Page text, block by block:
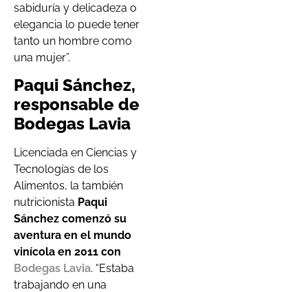
sabiduría y delicadeza o
elegancia lo puede tener
tanto un hombre como
una mujer”.
Paqui Sánchez,
responsable de
Bodegas Lavia
Licenciada en Ciencias y
Tecnologías de los
Alimentos, la también
nutricionista Paqui
Sánchez comenzó su
aventura en el mundo
vinícola en 2011 con
Bodegas Lavia. “Estaba
trabajando en una